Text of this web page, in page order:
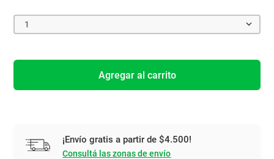
1
Agregar al carrito
¡Envío gratis a partir de $4.500!
Consultá las zonas de envío